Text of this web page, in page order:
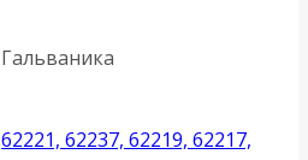
Гальваника
62221, 62237, 62219, 62217,